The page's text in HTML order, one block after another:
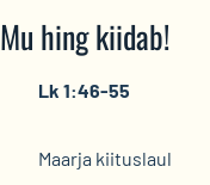
Mu hing kiidab!
Lk 1:46-55
Maarja kiituslaul